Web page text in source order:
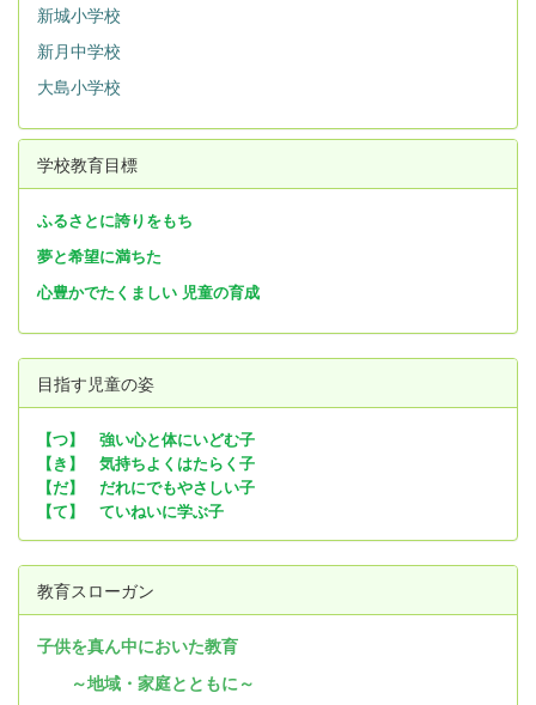
新城小学校
新月中学校
大島小学校
学校教育目標
ふるさとに誇りをもち
夢と希望に満ちた
心豊かでたくましい 児童の育成
目指す児童の姿
【つ】 強い心と体にいどむ子
【き】 気持ちよくはたらく子
【だ】 だれにでもやさしい子
【て】 ていねいに学ぶ子
教育スローガン
子供を真ん中においた教育
～地域・家庭とともに～